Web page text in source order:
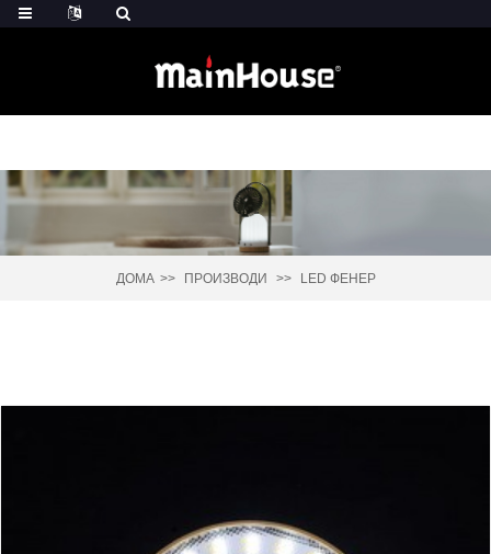
ДОМА ПРОИЗВОДИ LED ФЕНЕР